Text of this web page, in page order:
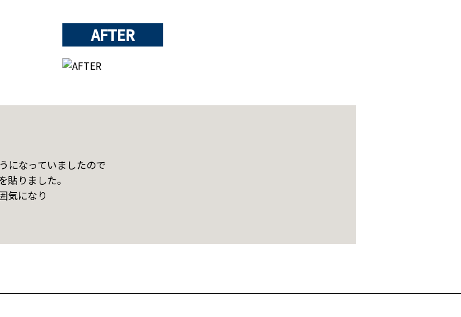
AFTER
になっていましたので
りました。
気になり